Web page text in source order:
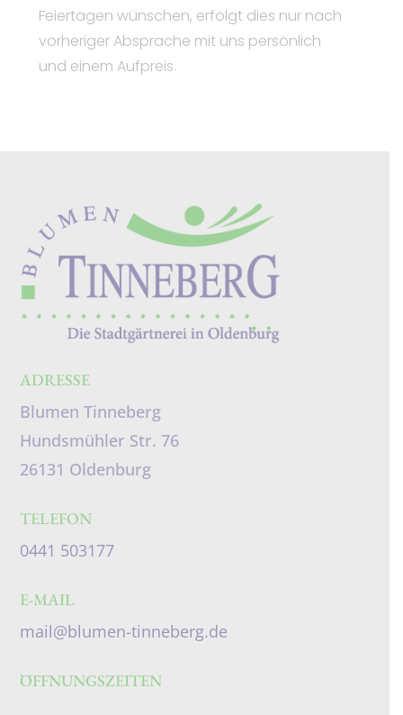
Feiertagen wünschen, erfolgt dies nur nach
vorheriger Absprache mit uns persönlich
und einem Aufpreis.
ADRESSE
Blumen Tinneberg
Hundsmühler Str. 76
26131 Oldenburg
TELEFON
0441 503177
E-MAIL
mail@blumen-tinneberg.de
ÖFFNUNGSZEITEN